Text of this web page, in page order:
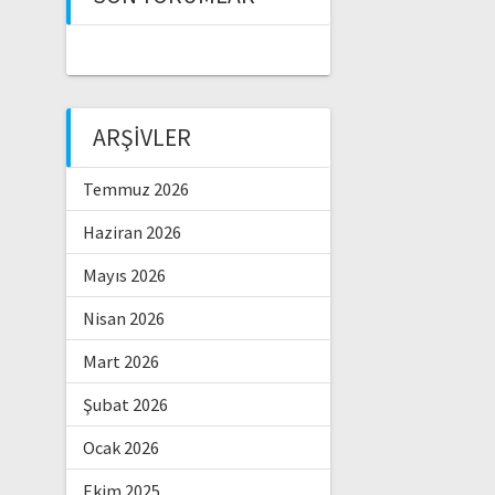
ARŞIVLER
Temmuz 2026
Haziran 2026
Mayıs 2026
Nisan 2026
Mart 2026
Şubat 2026
Ocak 2026